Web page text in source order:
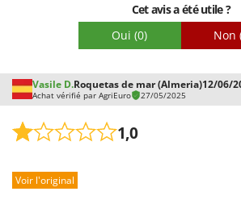
actions nécessaires pour vous proposer
et adaptée. Nous avons donc récupéré
avons envoyé un nouveau. Nous vous
résolu ce problème de manière
Cordialement, l'équipe AgriEuro.es.
Cet avis a été utile ?
Oui (0) Non
Vasile D.Roquetas de mar (Almeria)12/06/
Achat vérifié par AgriEuro 27/05/2025
1,0
Prestations
Voir l'original